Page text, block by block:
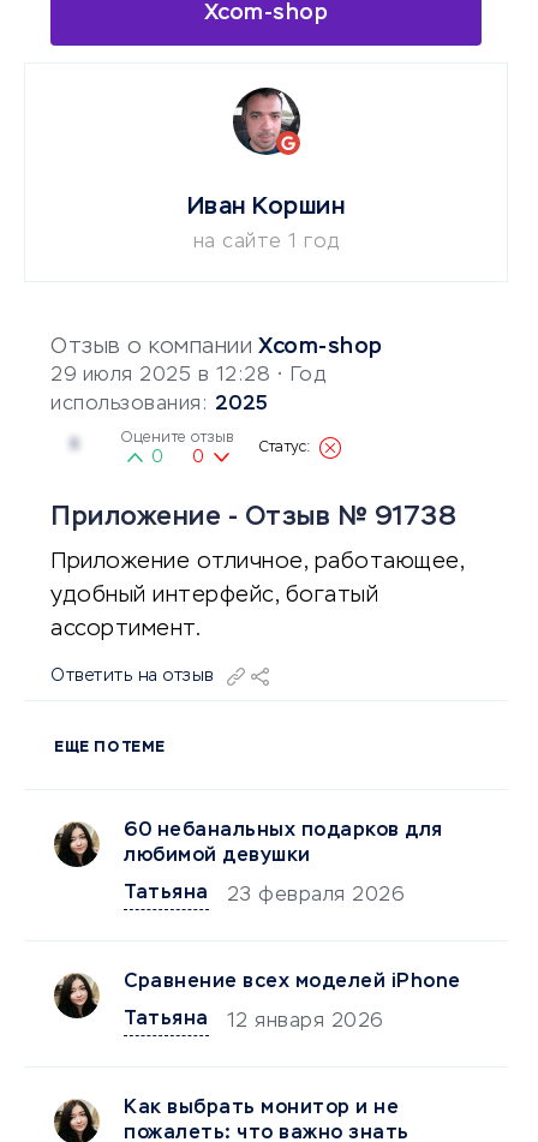
Xcom-shop
Отзыв о компании Xcom-shop
29 июля 2025 в 12:28 • Год
использования: 2025
Оцените отзыв
0 0
Приложение - Отзыв № 91738
Приложение отличное, работающее,
удобный интерфейс, богатый
ассортимент.
Ответить на отзыв
ЕЩЕ ПО ТЕМЕ
60 небанальных подарков для
любимой девушки
Татьяна
23 февраля 2026
Сравнение всех моделей iPhone
Татьяна
12 января 2026
Как выбрать монитор и не
пожалеть: что важно знать
Иван Коршин
на сайте 1 год